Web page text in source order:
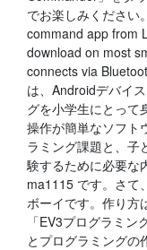
でお楽しみくださ
command app from
download on most
connects via
は、Androidデバイ
グを小学生にとって
操作が簡単なソフト
ラミング課題と、子
験するために必要な
ma1115 です。さて
ボーイです。作り方
「EV3プログラミ
とプログラミングの